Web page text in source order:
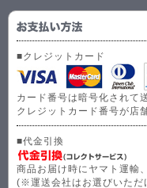
■クレジットカード
カード番号は暗号化されて
クレジットカード番号が店
■代金引換
商品お届け時にヤマト運輸
(※運送会社はお選びいただ